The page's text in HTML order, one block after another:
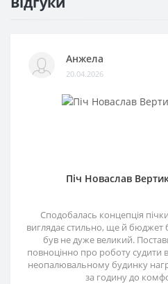
Анжела
20.04.2026
Піч Новаслав
Сподобалась концепція
виглядає стильно, ще й
був не дуже великий.
повноцінно про роботу судити
неопалювальному будинку
за годину до